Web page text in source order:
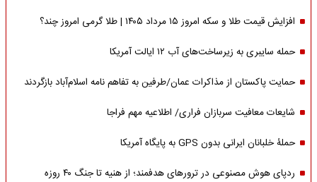
افزایش قیمت طلا و سکه امروز ۱۵ مرداد ۱۴۰۵ | طلا گرمی امروز چند؟
حمله سایبری به زیرساخت‌های آب ۱۲ ایالت آمریکا
حمایت پاکستان از مذاکرات عمان/طرفین به تفاهم نامه اسلام‌آباد بازگردند
شایعات معافیت سربازان فراری/ اطلاعیه مهم فراجا
حملۀ خلبانان ایرانی بدون GPS به پایگاه آمریکا
ردپای هوش مصنوعی در ترورهای هدفمند؛ از هنیه تا جنگ ۴۰ روزه